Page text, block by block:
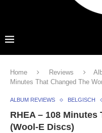
Home Reviews
Minutes That Changed The
ALBUM REVIEWS BELGISCH
RHEA – 108 Minutes
(Wool-E Discs)